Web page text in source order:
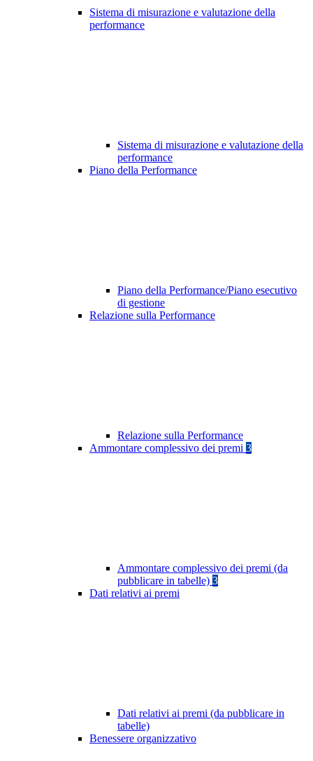
Sistema di misurazione e valutazione della
performance
Sistema di misurazione e valutazione della
performance
Piano della Performance
Piano della Performance/Piano esecutivo
di gestione
Relazione sulla Performance
Relazione sulla Performance
Ammontare complessivo dei premi 3
Ammontare complessivo dei premi (da
pubblicare in tabelle) 3
Dati relativi ai premi
Dati relativi ai premi (da pubblicare in
tabelle)
Benessere organizzativo